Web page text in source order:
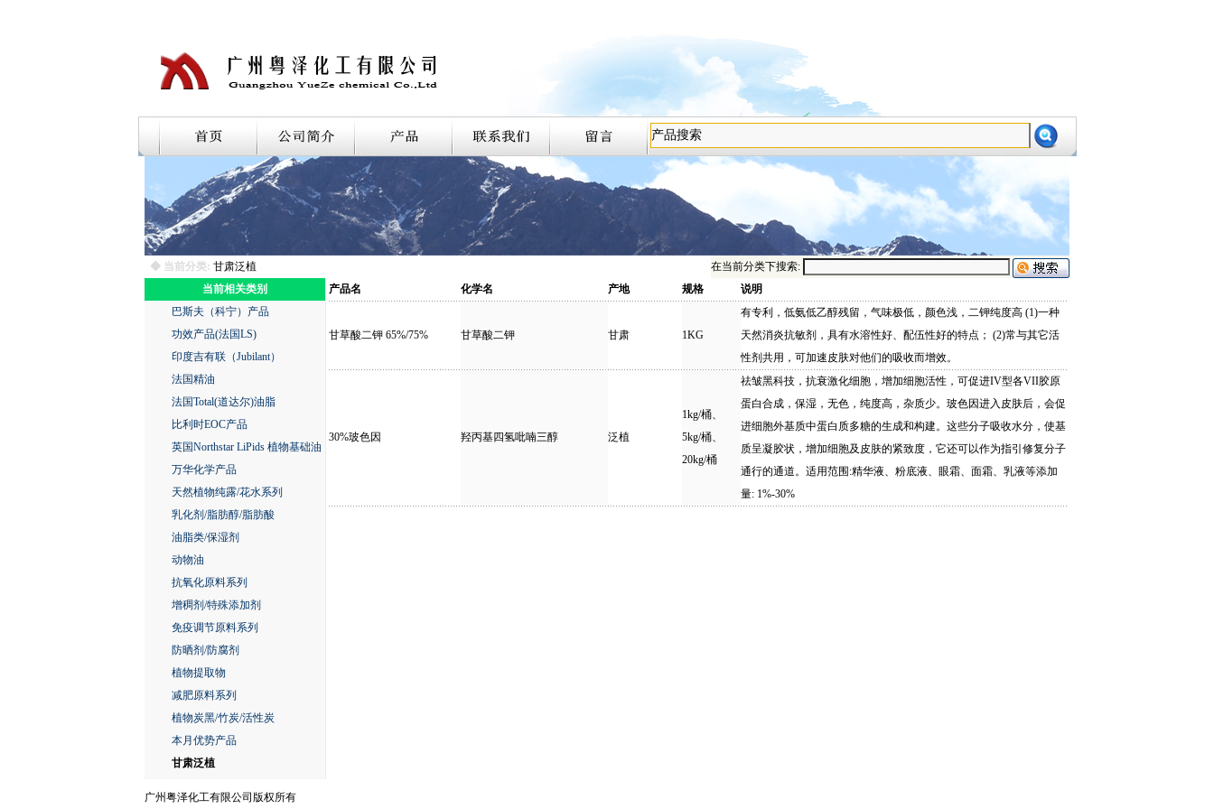
◆ 当前分类: 甘肃泛植
在当前分类下搜索:
当前相关类别
巴斯夫（科宁）产品
功效产品(法国LS)
印度吉有联（Jubilant）
法国精油
法国Total(道达尔)油脂
比利时EOC产品
英国Northstar LiPids 植物基础油
万华化学产品
天然植物纯露/花水系列
乳化剂/脂肪醇/脂肪酸
油脂类/保湿剂
动物油
抗氧化原料系列
增稠剂/特殊添加剂
免疫调节原料系列
防晒剂/防腐剂
植物提取物
减肥原料系列
植物炭黑/竹炭/活性炭
本月优势产品
甘肃泛植
产品名 化学名 产地 规格 说明
甘草酸二钾 65%/75% 甘草酸二钾 甘肃 1KG
有专利，低氨低乙醇残留，气味极低，颜色浅，二钾纯度高 (1)一种
天然消炎抗敏剂，具有水溶性好、配伍性好的特点； (2)常与其它活
性剂共用，可加速皮肤对他们的吸收而增效。
30%玻色因 羟丙基四氢吡喃三醇 泛植
1kg/桶、
5kg/桶、
20kg/桶
祛皱黑科技，抗衰激化细胞，增加细胞活性，可促进IV型各VII胶原
蛋白合成，保湿，无色，纯度高，杂质少。玻色因进入皮肤后，会促
进细胞外基质中蛋白质多糖的生成和构建。这些分子吸收水分，使基
质呈凝胶状，增加细胞及皮肤的紧致度，它还可以作为指引修复分子
通行的通道。适用范围:精华液、粉底液、眼霜、面霜、乳液等添加
量: 1%-30%
广州粤泽化工有限公司版权所有